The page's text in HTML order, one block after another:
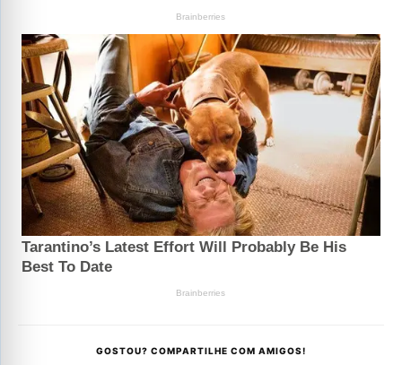
GOSTOU? COMPARTILHE COM AMIGOS!